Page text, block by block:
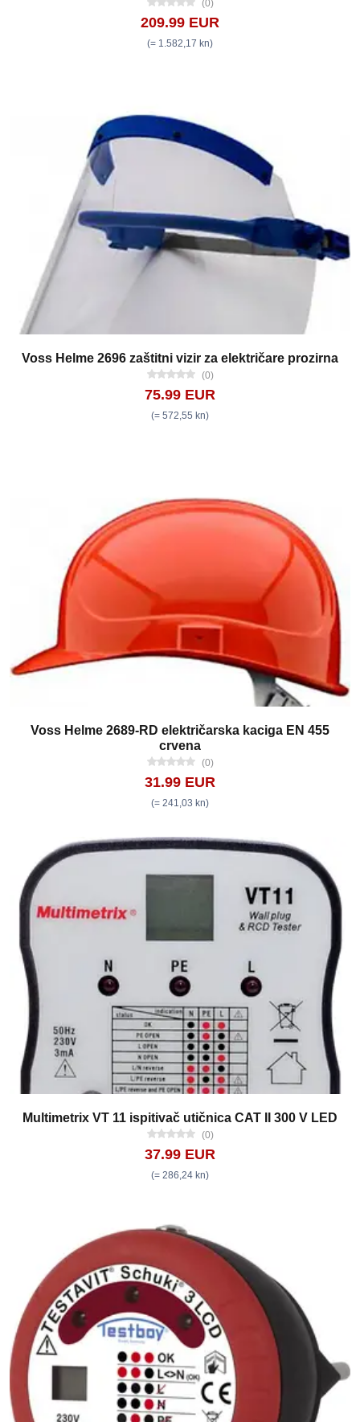
(0)
209.99 EUR
(= 1.582,17 kn)
Voss Helme 2696 zaštitni vizir za električare prozirna
(0)
75.99 EUR
(= 572,55 kn)
Voss Helme 2689-RD električarska kaciga EN 455
crvena
(0)
31.99 EUR
(= 241,03 kn)
Multimetrix VT 11 ispitivač utičnica CAT II 300 V LED
(0)
37.99 EUR
(= 286,24 kn)